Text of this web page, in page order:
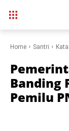
Home Santri
Banding
Pemilu